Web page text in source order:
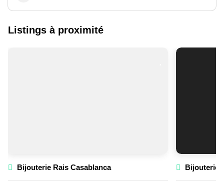
Listings à proximité
Bijouterie Rais Casablanca Bijouterie